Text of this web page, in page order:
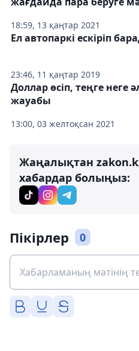
18:59, 13 қаңтар 2021
23:46, 11 қаңтар 2019
Ел автопаркі ескіріп
13:00, 03 желтоқсан 2021
Доллар өсіп, теңге неге
жауабы
Жаңалықтан
хабардар болыңыз:
Пікірлер 0